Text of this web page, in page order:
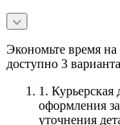
Экономьте время на
доступно 3
1. Курьерская
оформления
уточнения